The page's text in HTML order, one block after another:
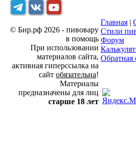
© Бир.рф 2026 - пивовару
в помощь
При использовании
материалов сайта,
активная гиперссылка на
сайт обязательна!
Материалы
предназначены для лиц
старше 18 лет
Главная |
Стили
Форум
Обратная